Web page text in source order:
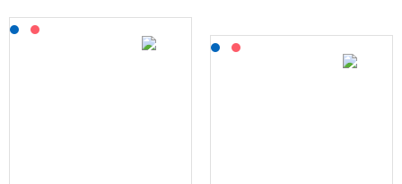
Lagerført: NEK Kabel
Lagerført: NEK Kabel